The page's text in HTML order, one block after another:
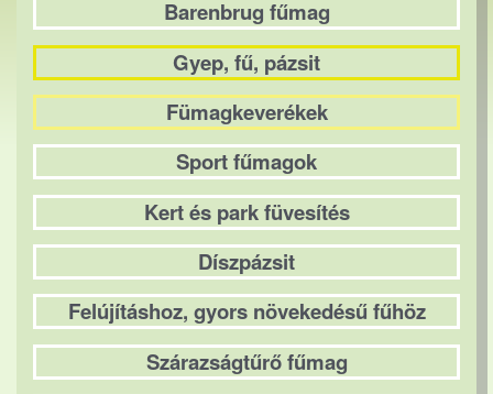
Barenbrug fűmag
Gyep, fű, pázsit
Fümagkeverékek
Sport fűmagok
Kert és park füvesítés
Díszpázsit
Felújításhoz, gyors növekedésű fűhöz
Szárazságtűrő fűmag